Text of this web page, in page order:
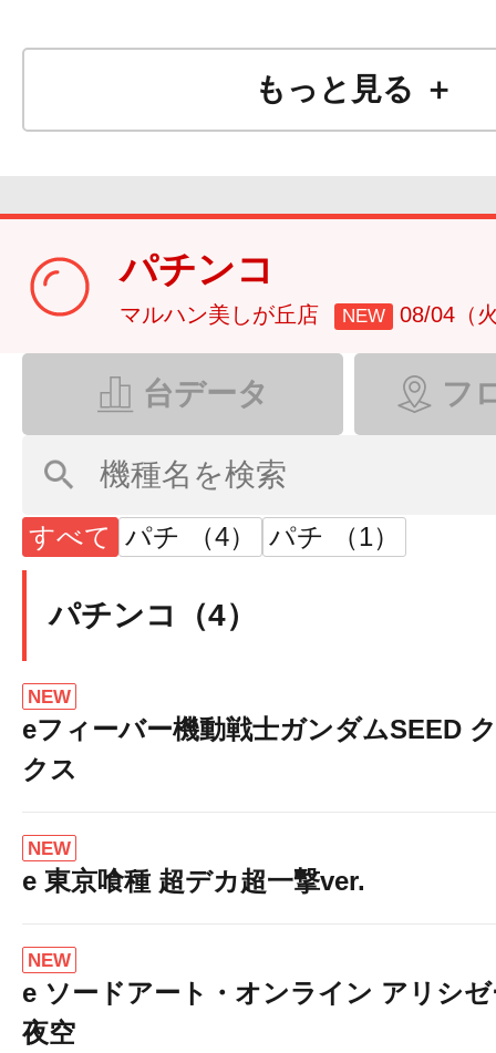
楽々登録完了♪
お気に入り登録後に
《ＰＵＳＨ通知に
最新情報をお届けいた
※プッシュ通知はアプリの
もっと見る ＋
パチンコ
マルハン美しが丘店 NEW 08/04（
台データ フ
すべて パチ （4） パチ （1）
パチンコ（4）
NEW
eフィーバー機動戦士ガンダムSEED
クス
NEW
e 東京喰種 超デカ超一撃ver.
NEW
e ソードアート・オンライン アリシ
夜空